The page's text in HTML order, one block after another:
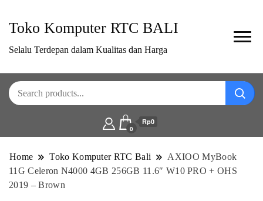
Toko Komputer RTC BALI
Selalu Terdepan dalam Kualitas dan Harga
0
Rp0
Home Toko Komputer RTC Bali
AXIOO MyBook
11G Celeron N4000 4GB 256GB 11.6″ W10 PRO + OHS
2019 – Brown